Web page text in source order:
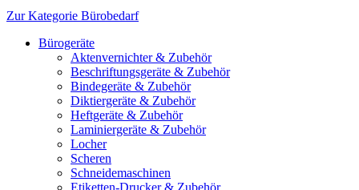
Zur Kategorie Bürobedarf
Bürogeräte
Aktenvernichter & Zubehör
Beschriftungsgeräte & Zubehör
Bindegeräte & Zubehör
Diktiergeräte & Zubehör
Heftgeräte & Zubehör
Laminiergeräte & Zubehör
Locher
Scheren
Schneidemaschinen
Etiketten-Drucker & Zubehör